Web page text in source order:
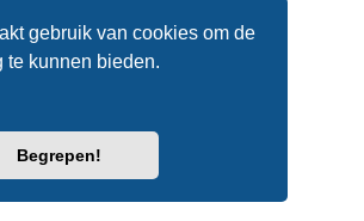
gebruik van cookies om de
te kunnen bieden.
Begrepen!